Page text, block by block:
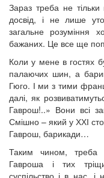
Зараз треба не
досвід, і не лише
загальне розуміння
бажаних. Це все ще
Коли у мене в гостях
палаючих шин, а
Гюго. І ми з тими
далі, як
Гаврош!..» Вони всі
Смішно – який у ХХІ
Гаврош, барикади…
Таким чином, треба
Гавроша і тих
суспільство і в нас,